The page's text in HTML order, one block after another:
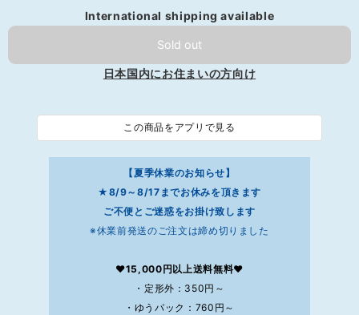
International shipping available
Sold out
日本国内にお住まいの方向け
この商品をアプリで見る
【夏季休業のお知らせ】
★8/9～8/17までお休みを頂きます
ご不便とご迷惑をお掛け致します
※休業前発送のご注文は締め切りました
❤15,000円以上送料無料❤
・定形外：350円～
・ゆうパック：760円～